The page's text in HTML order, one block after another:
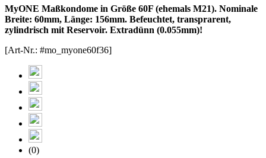
MyONE Maßkondome in Größe 60F (ehemals M21). Nominale
Breite: 60mm, Länge: 156mm. Befeuchtet, transprarent,
zylindrisch mit Reservoir. Extradünn (0.055mm)!
[Art-Nr.: #mo_myone60f36]
(0)